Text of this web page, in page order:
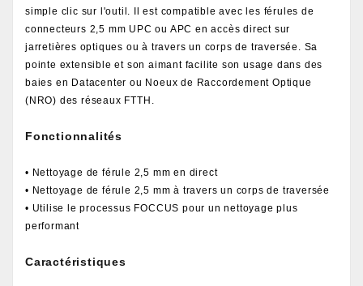
simple clic sur l'outil. Il est compatible avec les férules de
connecteurs 2,5 mm UPC ou APC en accès direct sur
jarretières optiques ou à travers un corps de traversée. Sa
pointe extensible et son aimant facilite son usage dans des
baies en Datacenter ou Noeux de Raccordement Optique
(NRO) des réseaux FTTH.
Fonctionnalités
• Nettoyage de férule 2,5 mm en direct
• Nettoyage de férule 2,5 mm à travers un corps de traversée
• Utilise le processus FOCCUS pour un nettoyage plus
performant
Caractéristiques